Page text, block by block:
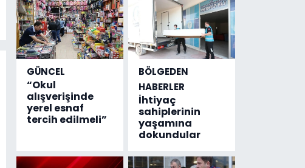
GÜNCEL
“Okul
alışverişinde
yerel esnaf
tercih edilmeli”
BÖLGEDEN
HABERLER
İhtiyaç
sahiplerinin
yaşamına
dokundular